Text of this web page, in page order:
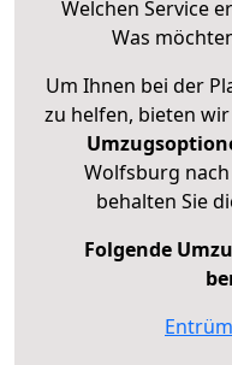
Welchen Service
Was
Um Ihnen bei der
zu helfen, bieten
Wolfsburg
behalten Sie
Folgende